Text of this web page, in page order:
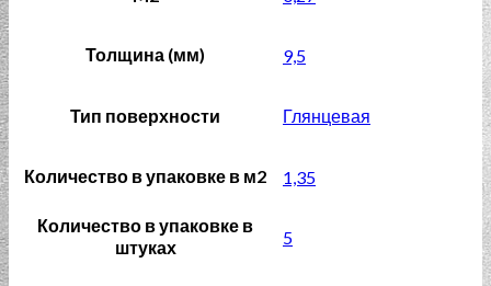
Толщина (мм) 9,5
Тип поверхности Глянцевая
Количество в упаковке в м2 1,35
Количество в упаковке в
штуках
5